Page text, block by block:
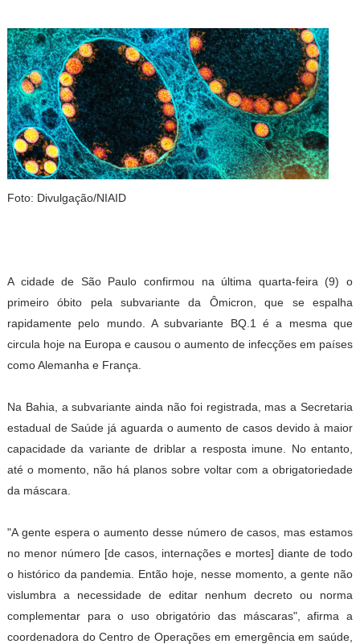
Foto: Divulgação/NIAID
A cidade de São Paulo confirmou na última quarta-feira (9) o
primeiro óbito pela subvariante da Ômicron, que se espalha
rapidamente pelo mundo. A subvariante BQ.1 é a mesma que
circula hoje na Europa e causou o aumento de infecções em países
como Alemanha e França.
Na Bahia, a subvariante ainda não foi registrada, mas a Secretaria
estadual de Saúde já aguarda o aumento de casos devido à maior
capacidade da variante de driblar a resposta imune. No entanto,
até o momento, não há planos sobre voltar com a obrigatoriedade
da máscara.
"A gente espera o aumento desse número de casos, mas estamos
no menor número [de casos, internações e mortes] diante de todo
o histórico da pandemia. Então hoje, nesse momento, a gente não
vislumbra a necessidade de editar nenhum decreto ou norma
complementar para o uso obrigatório das máscaras", afirma a
coordenadora do Centro de Operações em emergência em saúde,